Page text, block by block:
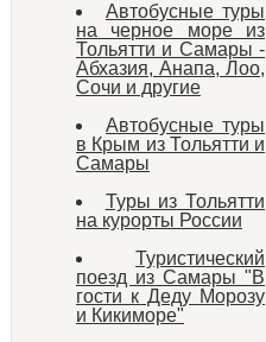
Автобусные туры
на черное море из
Тольятти и Самары -
Абхазия, Анапа, Лоо,
Сочи и другие
Автобусные туры
в Крым из Тольятти и
Самары
Туры из Тольятти
на курорты России
Туристический
поезд из Самары "В
гости к Деду Морозу
и Кикиморе"